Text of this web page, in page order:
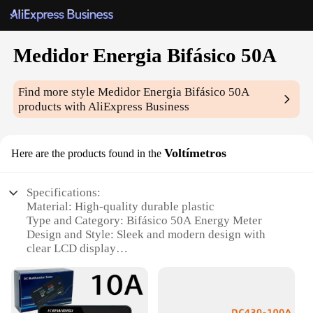
Medidor Energia Bifásico 50A
Find more styleMedidor Energia Bifásico 50A
products with AliExpress Business
Here are the products found in the Voltímetros
Specifications:
Material: High-quality durable plastic
Type and Category: Bifásico 50A Energy Meter
Design and Style: Sleek and modern design with
clear LCD display
for residential, commercial, and industrial settings
Typical Adaptive Scenario: Easily integrates with
various electrical systems